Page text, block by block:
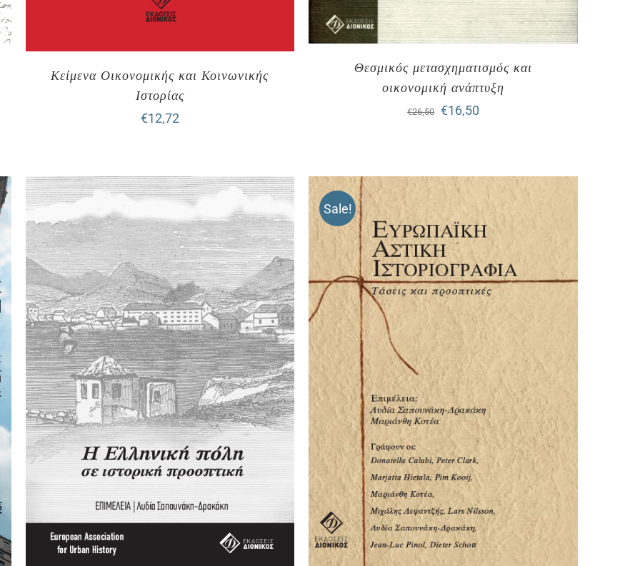
Κείμενα Οικονομικής και Κοινωνικής
Ιστορίας
€12,72
Θεσμικός μετασχηματισμός και
οικονομική ανάπτυξη
€26,50 Original
€26,50.
€16,50
€16,50.
Sale!